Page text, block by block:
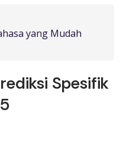
yang Mudah
Spesifik